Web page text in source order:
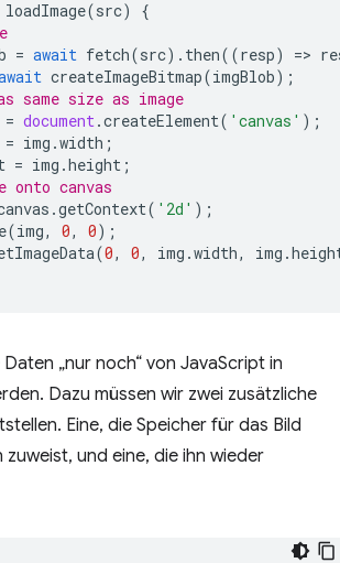
loadImage(src)
{
= await fetch(src). then((resp) =>
createImageBitmap(imgBlob);
same size as image
= document.createElement( 'canvas' );
= img .width ;
= img .height ;
onto canvas
.getContext( '2d' );
(img, 0, 0);
(0, 0, img .width, img .
„nur noch“ von JavaScript in
Dazu müssen wir zwei zusätzliche
Eine, die Speicher für das Bild
zuweist, und eine, die ihn wieder